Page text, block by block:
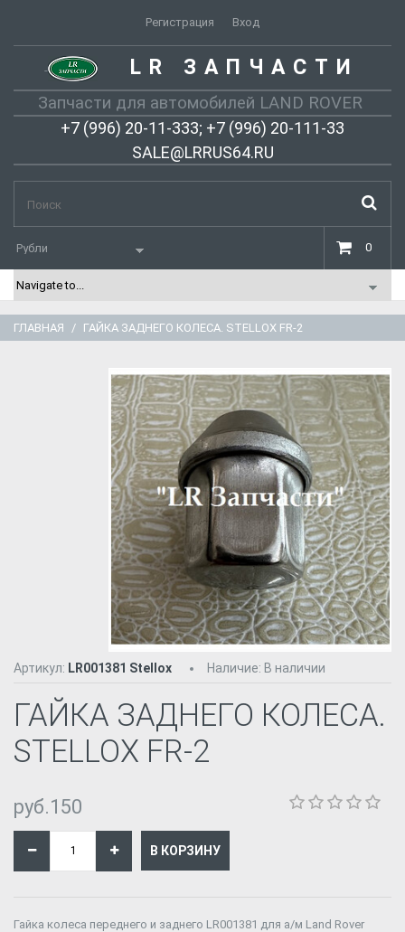
Регистрация Вход
- LR ЗАПЧАСТИ
Запчасти для автомобилей LAND ROVER
+7 (996) 20-11-333; +7 (996) 20-111-33
SALE@LRRUS64.RU
0
ГЛАВНАЯ ГАЙКА ЗАДНЕГО КОЛЕСА. STELLOX FR-2
Артикул: LR001381 Stellox Наличие: В наличии
ГАЙКА ЗАДНЕГО КОЛЕСА.
STELLOX FR-2
руб.150
Гайка колеса переднего и заднего LR001381 для а/м Land Rover